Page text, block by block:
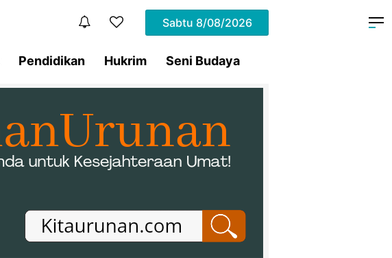
Sabtu 8/08/2026
Pendidikan Hukrim Seni Budaya